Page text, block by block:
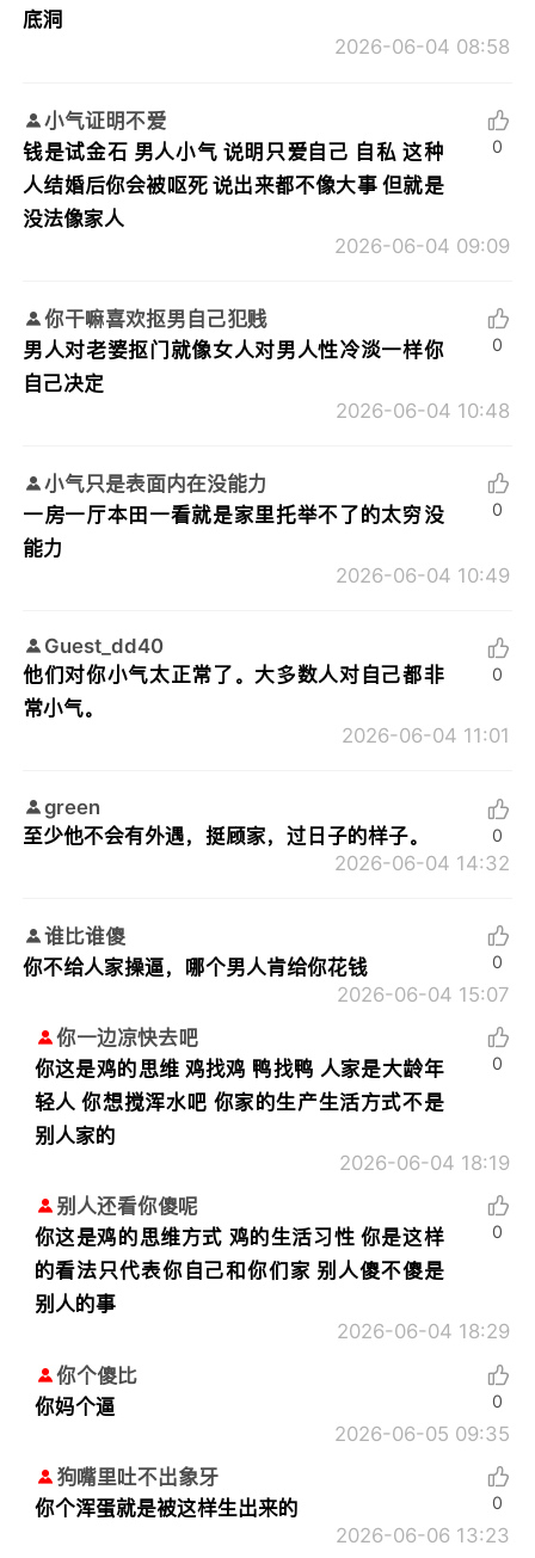
底洞
2026-06-04 08:58
小气证明不爱
钱是试金石 男人小气 说明只爱自己 自私 这种
人结婚后你会被呕死 说出来都不像大事 但就是
没法像家人
2026-06-04 09:09
0
你干嘛喜欢抠男自己犯贱
男人对老婆抠门就像女人对男人性冷淡一样你
自己决定
2026-06-04 10:48
0
小气只是表面内在没能力
一房一厅本田一看就是家里托举不了的太穷没
能力
2026-06-04 10:49
0
Guest_dd40
他们对你小气太正常了。大多数人对自己都非
常小气。
2026-06-04 11:01
0
green
至少他不会有外遇，挺顾家，过日子的样子。
2026-06-04 14:32
0
谁比谁傻
你不给人家操逼，哪个男人肯给你花钱
2026-06-04 15:07
0
你一边凉快去吧
你这是鸡的思维 鸡找鸡 鸭找鸭 人家是大龄年
轻人 你想搅浑水吧 你家的生产生活方式不是
别人家的
2026-06-04 18:19
0
别人还看你傻呢
你这是鸡的思维方式 鸡的生活习性 你是这样
的看法只代表你自己和你们家 别人傻不傻是
别人的事
2026-06-04 18:29
0
你个傻比
你妈个逼
2026-06-05 09:35
0
狗嘴里吐不出象牙
你个浑蛋就是被这样生出来的
2026-06-06 13:23
0